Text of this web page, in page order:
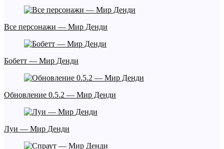
Все персонажи — Мир Денди
Бобетт — Мир Денди
Обновление 0.5.2 — Мир Денди
Луи — Мир Денди